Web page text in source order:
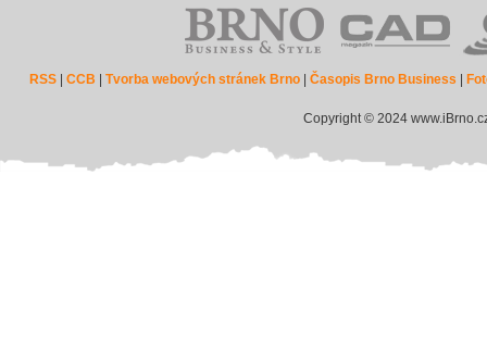
RSS |CCB |Tvorba webových stránek Brno |Časopis Brno Business
Copyright © 2024